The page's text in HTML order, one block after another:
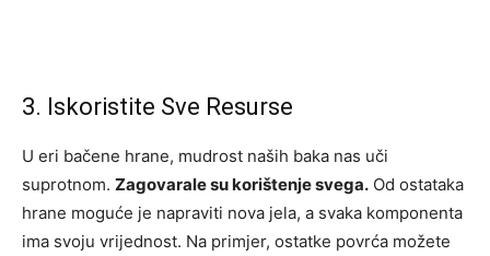
3. Iskoristite Sve Resurse
U eri bačene hrane, mudrost naših baka nas uči
suprotnom. Zagovarale su korištenje svega. Od ostataka
hrane moguće je napraviti nova jela, a svaka komponenta
ima svoju vrijednost. Na primjer, ostatke povrća možete